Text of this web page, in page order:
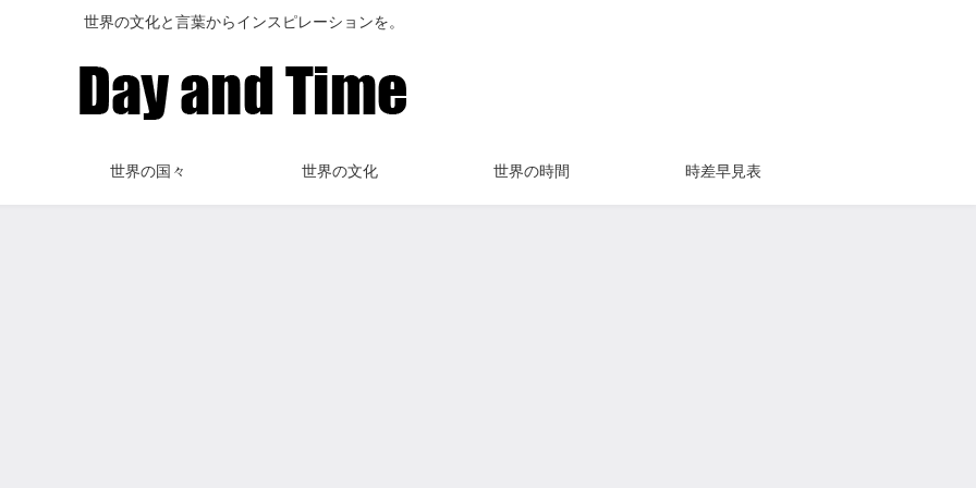
世界の文化と言葉からインスピレーションを。
世界の国々 世界の文化 世界の時間 時差早見表